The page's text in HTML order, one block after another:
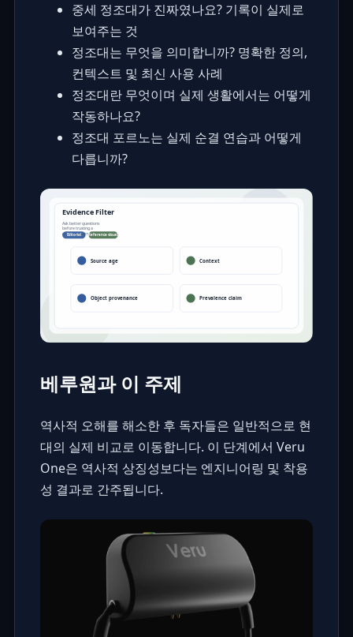
중세 정조대가 진짜였나요? 기록이 실제로
보여주는 것
정조대는 무엇을 의미합니까? 명확한 정의,
컨텍스트 및 최신 사용 사례
정조대란 무엇이며 실제 생활에서는 어떻게
작동하나요?
정조대 포르노는 실제 순결 연습과 어떻게
다릅니까?
베루원과 이 주제
역사적 오해를 해소한 후 독자들은 일반적으로 현
대의 실제 비교로 이동합니다. 이 단계에서 Veru
One은 역사적 상징성보다는 엔지니어링 및 착용
성 결과로 간주됩니다.